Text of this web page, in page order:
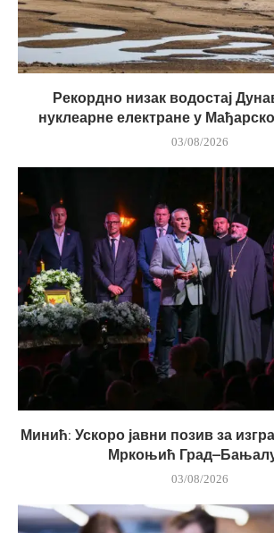
Рекордно низак водостај
нуклеарне електране у
03/08/2026
Минић: Ускоро јавни позив за
Мркоњић
03/08/2026